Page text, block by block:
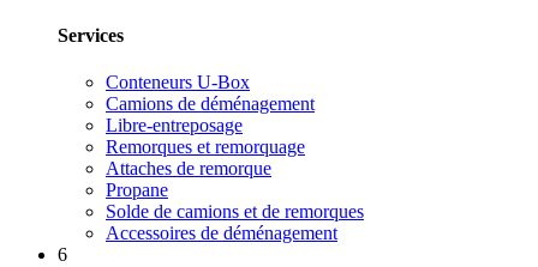
Services
Conteneurs U-Box
Camions de déménagement
Libre-entreposage
Remorques et remorquage
Attaches de remorque
Propane
Solde de camions et de remorques
Accessoires de déménagement
6